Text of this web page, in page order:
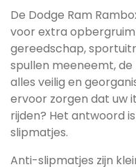
De Dodge Ram
voor extra
gereedschap,
spullen meeneemt,
alles veilig en
ervoor zorgen dat uw
rijden? Het antwoord
slipmatjes.
Anti-slipmatjes zijn